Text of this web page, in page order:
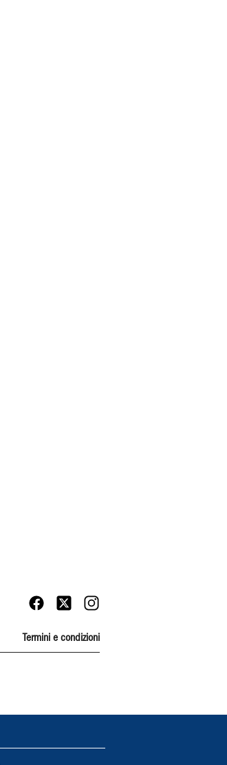
Termini e condizioni